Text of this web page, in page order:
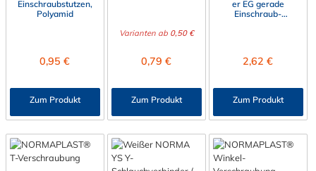
Einschraubstutzen,
Polyamid
Regulärer Preis:
0,95 €
Zum Produkt
Varianten ab0,50 €
Regulärer Preis:
0,79 €
Zum Produkt
er EG gerade
Einschraub-
Regulärer Preis:
2,62 €
Zum Produkt